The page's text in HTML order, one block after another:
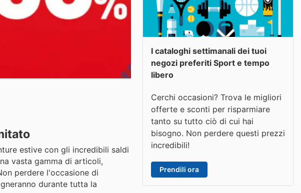
estive con gli incredibili saldi
vasta gamma di articoli,
perdere l'occasione di
durante tutta la
I cataloghi settimanali dei tuoi
negozi preferiti Sport e tempo
libero
Cerchi occasioni? Trova le migliori
offerte e sconti per risparmiare
tanto su tutto ciò di cui hai
bisogno. Non perdere questi prezzi
incredibili!
Prendili ora